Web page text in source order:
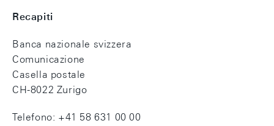
Recapiti
Banca nazionale svizzera
Comunicazione
Casella postale
CH-8022 Zurigo
Telefono: +41 58 631 00 00